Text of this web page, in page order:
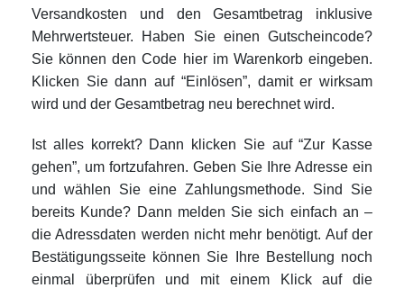
Versandkosten und den Gesamtbetrag inklusive
Mehrwertsteuer. Haben Sie einen Gutscheincode?
Sie können den Code hier im Warenkorb eingeben.
Klicken Sie dann auf “Einlösen”, damit er wirksam
wird und der Gesamtbetrag neu berechnet wird.
Ist alles korrekt? Dann klicken Sie auf “Zur Kasse
gehen”, um fortzufahren. Geben Sie Ihre Adresse ein
und wählen Sie eine Zahlungsmethode. Sind Sie
bereits Kunde? Dann melden Sie sich einfach an –
die Adressdaten werden nicht mehr benötigt. Auf der
Bestätigungsseite können Sie Ihre Bestellung noch
einmal überprüfen und mit einem Klick auf die